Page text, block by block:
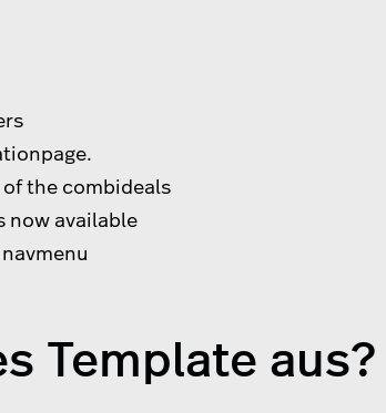
the combideals
now available
Template aus?